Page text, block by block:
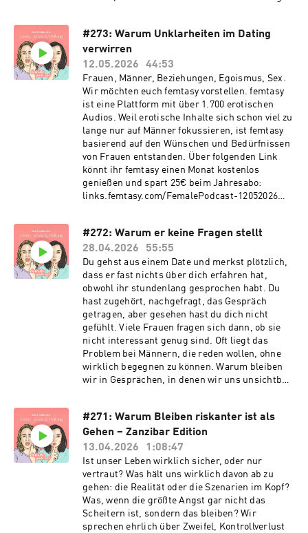
#273: Warum Unklarheiten im Dating
verwirren
12.05.2026
44:53
Frauen, Männer, Beziehungen, Egoismus, Sex.
Wir möchten euch femtasy vorstellen. femtasy
ist eine Plattform mit über 1.700 erotischen
Audios. Weil erotische Inhalte sich schon viel zu
lange nur auf Männer fokussieren, ist femtasy
basierend auf den Wünschen und Bedürfnissen
von Frauen entstanden. Über folgenden Link
könnt ihr femtasy einen Monat kostenlos
genießen und spart 25€ beim Jahresabo:
links.femtasy.com/FemalePodcast-12052026
Liebe und nachhaltige Beziehungen. Leider
müssen wir immer wieder feststellen, dass uns
Männer begegnen, die die Kunst des Abturns
beherrschen wie ein Pro. Immer wieder
schaffen sie Kommunikation nicht,
Verhaltensweisen sind widersprüchlich und
Worte werden nicht in Taten umgesetzt. In
dieser Folge wollen wir über unsere Emotionen
sprechen und wie wir sie kontrollieren.
#272: Warum er keine Fragen stellt
28.04.2026
55:55
Du gehst aus einem Date und merkst plötzlich,
dass er fast nichts über dich erfahren hat,
obwohl ihr stundenlang gesprochen habt. Du
hast zugehört, nachgefragt, das Gespräch
getragen, aber gesehen hast du dich nicht
gefühlt. Viele Frauen fragen sich dann, ob sie
nicht interessant genug sind. Oft liegt das
Problem bei Männern, die reden wollen, ohne
wirklich begegnen zu können. Warum bleiben
wir in Gesprächen, in denen wir uns unsichtbar
Mittelpunkt stehen möchte? Und warum stehen
wir nicht einfach auf und verlassen das Date?
#271: Warum Bleiben riskanter ist als
Gehen – Zanzibar Edition
13.04.2026
1:08:47
Ist unser Leben wirklich sicher, oder nur
vertraut? Was hält uns wirklich davon ab zu
gehen: die Realität oder die Szenarien im Kopf?
Was, wenn die größte Angst gar nicht das
Scheitern ist, sondern das bleiben? Wir
sprechen ehrlich über Zweifel, Kontrollverlust